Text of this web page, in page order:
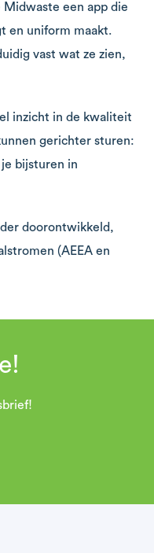
een app die
en uniform maakt.
vast wat ze zien,
inzicht in de kwaliteit
gerichter sturen:
bijsturen in
doorontwikkeld,
(AEEA en